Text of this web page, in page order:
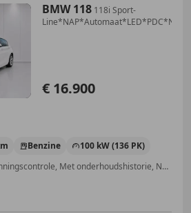
BMW 118 118i Sport-
€ 16.900
Benzine
100 kW (136 PK)
Sportstoelen, Bandenspanningscontrole, Met onderhoudshistorie, Navigatiesysteem, Regensensor, LED verlichting, Cruise control, Automatische klimaatregeling